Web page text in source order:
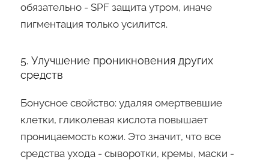
обязательно - SPF защита утром, иначе
пигментация только усилится.
5. Улучшение проникновения других
средств
Бонусное свойство: удаляя омертвевшие
клетки, гликолевая кислота повышает
проницаемость кожи. Это значит, что все
средства ухода - сыворотки, кремы, маски -